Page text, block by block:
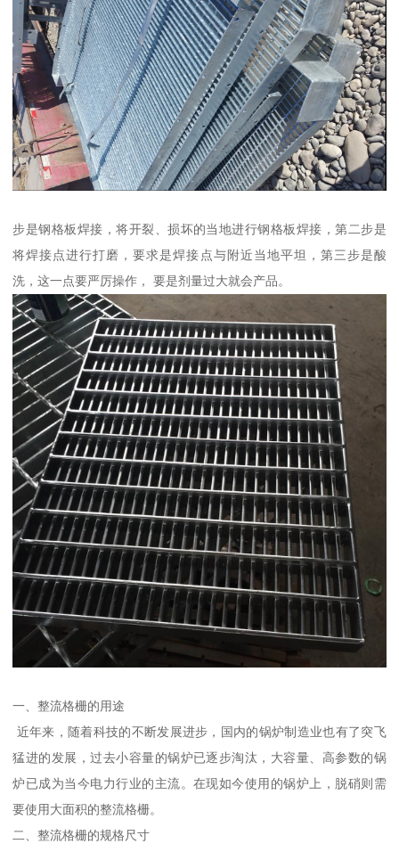
步是钢格板焊接，将开裂、损坏的当地进行钢格板焊接，第二步是
将焊接点进行打磨，要求是焊接点与附近当地平坦，第三步是酸
洗，这一点要严厉操作， 要是剂量过大就会产品。
一、整流格栅的用途
近年来，随着科技的不断发展进步，国内的锅炉制造业也有了突飞
猛进的发展，过去小容量的锅炉已逐步淘汰，大容量、高参数的锅
炉已成为当今电力行业的主流。在现如今使用的锅炉上，脱硝则需
要使用大面积的整流格栅。
二、整流格栅的规格尺寸